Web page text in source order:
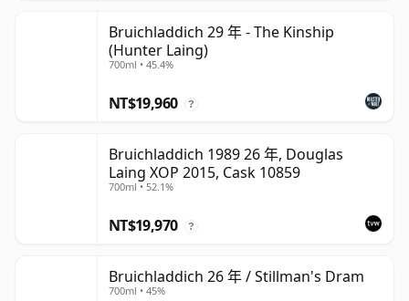
Bruichladdich 29 年 - The Kinship
(Hunter Laing)
700ml • 45.4%
NT$19,960 ?
Bruichladdich 1989 26 年, Douglas
Laing XOP 2015, Cask 10859
700ml • 52.1%
NT$19,970 ?
Bruichladdich 26 年 / Stillman's Dram
700ml • 45%